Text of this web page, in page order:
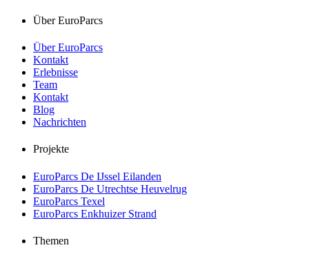
Über EuroParcs
Über EuroParcs
Kontakt
Erlebnisse
Team
Kontakt
Blog
Nachrichten
Projekte
EuroParcs De IJssel Eilanden
EuroParcs De Utrechtse Heuvelrug
EuroParcs Texel
EuroParcs Enkhuizer Strand
Themen